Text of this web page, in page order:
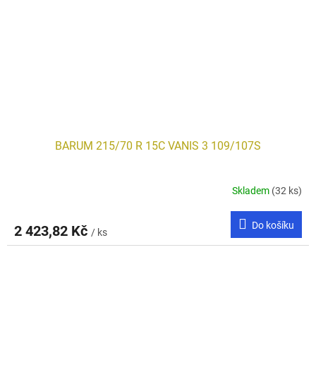
BARUM 215/70 R 15C VANIS 3 109/107S
Skladem (32 ks)
2 423,82 Kč / ks
Do košíku